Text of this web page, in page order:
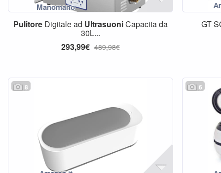
PulitoreDigitale ad UltrasuoniCapacita da
30L...
293,99€ 489,98€
GT
8 6